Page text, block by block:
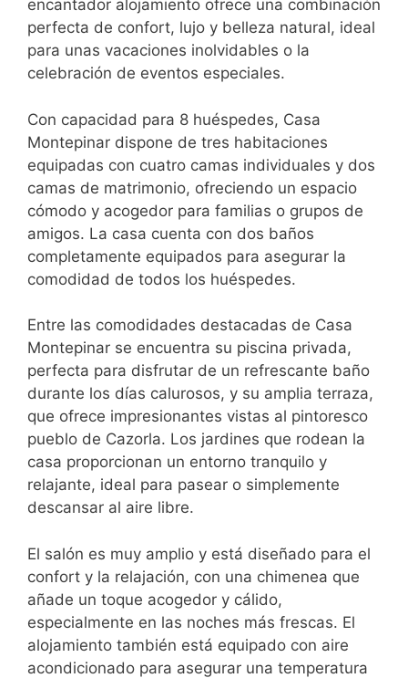
encantador alojamiento ofrece una combinación
perfecta de confort, lujo y belleza natural, ideal
para unas vacaciones inolvidables o la
celebración de eventos especiales.
Con capacidad para 8 huéspedes, Casa
Montepinar dispone de tres habitaciones
equipadas con cuatro camas individuales y dos
camas de matrimonio, ofreciendo un espacio
cómodo y acogedor para familias o grupos de
amigos. La casa cuenta con dos baños
completamente equipados para asegurar la
comodidad de todos los huéspedes.
Entre las comodidades destacadas de Casa
Montepinar se encuentra su piscina privada,
perfecta para disfrutar de un refrescante baño
durante los días calurosos, y su amplia terraza,
que ofrece impresionantes vistas al pintoresco
pueblo de Cazorla. Los jardines que rodean la
casa proporcionan un entorno tranquilo y
relajante, ideal para pasear o simplemente
descansar al aire libre.
El salón es muy amplio y está diseñado para el
confort y la relajación, con una chimenea que
añade un toque acogedor y cálido,
especialmente en las noches más frescas. El
alojamiento también está equipado con aire
acondicionado para asegurar una temperatura